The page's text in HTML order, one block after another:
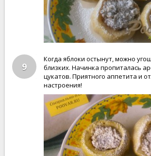
9
Когда яблоки остынут, можно
близких. Начинка пропиталась
цукатов. Приятного аппетита и
настроения!